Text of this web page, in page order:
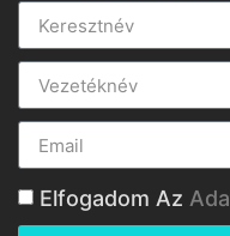
Elfogadom Az